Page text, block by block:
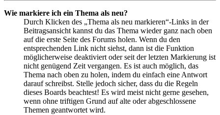
Wie markiere ich ein Thema als neu?
Durch Klicken des „Thema als neu markieren“-Links in der
Beitragsansicht kannst du das Thema wieder ganz nach oben
auf die erste Seite des Forums holen. Wenn du den
entsprechenden Link nicht siehst, dann ist die Funktion
möglicherweise deaktiviert oder seit der letzten Markierung ist
nicht genügend Zeit vergangen. Es ist auch möglich, das
Thema nach oben zu holen, indem du einfach eine Antwort
darauf schreibst. Stelle jedoch sicher, dass du die Regeln
dieses Boards beachtest! Es wird meist nicht gerne gesehen,
wenn ohne triftigen Grund auf alte oder abgeschlossene
Themen geantwortet wird.